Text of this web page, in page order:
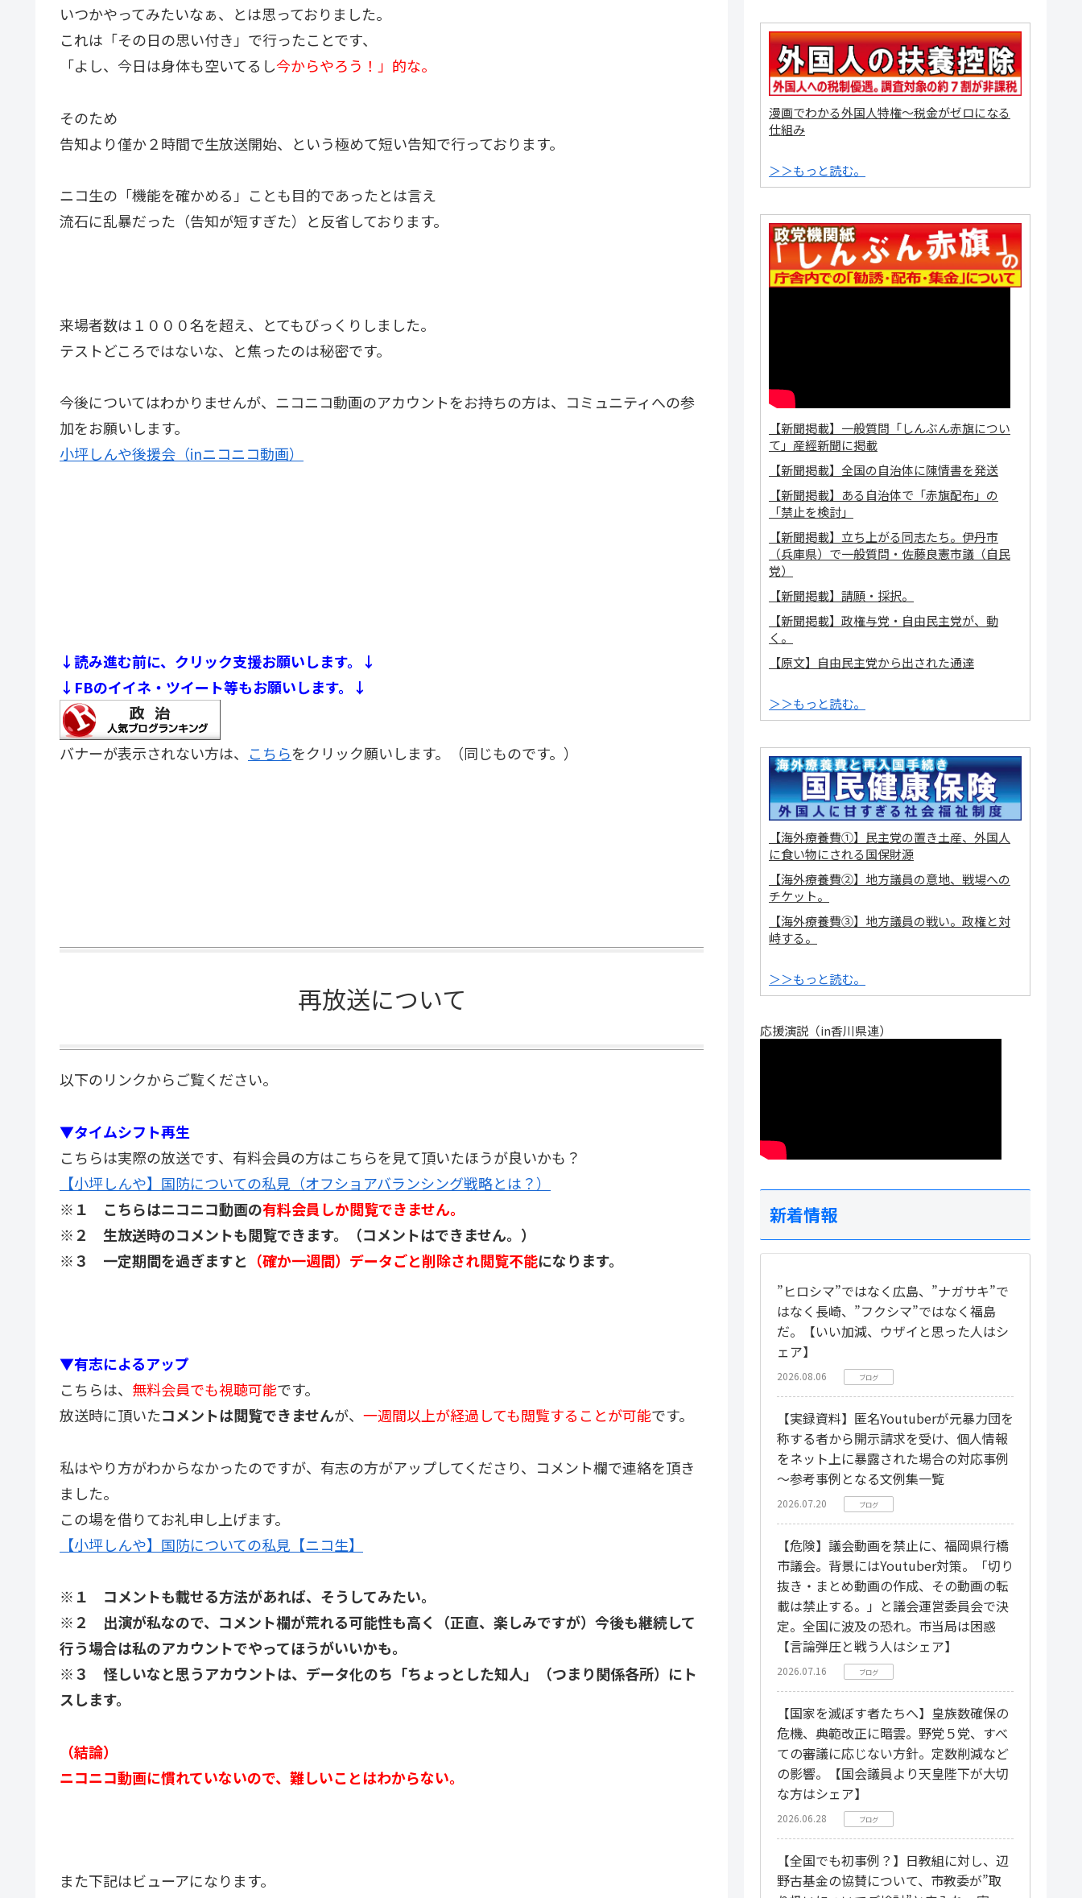
いつかやってみたいなぁ、とは思っておりました。
これは「その日の思い付き」で行ったことです、
「よし、今日は身体も空いてるし今からやろう！」的な。
そのため
告知より僅か２時間で生放送開始、という極めて短い告知で行っております。
ニコ生の「機能を確かめる」ことも目的であったとは言え
流石に乱暴だった（告知が短すぎた）と反省しております。
来場者数は１０００名を超え、とてもびっくりしました。
テストどころではないな、と焦ったのは秘密です。
今後についてはわかりませんが、ニコニコ動画のアカウントをお持ちの方は、コミュニティへの参
加をお願いします。
小坪しんや後援会（inニコニコ動画）
↓読み進む前に、クリック支援お願いします。↓
↓FBのイイネ・ツイート等もお願いします。↓
バナーが表示されない方は、 こちらをクリック願いします。（同じものです。）
再放送について
以下のリンクからご覧ください。
▼タイムシフト再生
こちらは実際の放送です、有料会員の方はこちらを見て頂いたほうが良いかも？
【小坪しんや】国防についての私見（オフショアバランシング戦略とは？）
※１ こちらはニコニコ動画の有料会員しか閲覧できません。
※２ 生放送時のコメントも閲覧できます。（コメントはできません。）
※３ 一定期間を過ぎますと （確か一週間）データごと削除され閲覧不能になります。
▼有志によるアップ
こちらは、 無料会員でも視聴可能です。
放送時に頂いたコメントは閲覧できませんが、 一週間以上が経過しても閲覧することが可能です。
私はやり方がわからなかったのですが、有志の方がアップしてくださり、コメント欄で連絡を頂き
ました。
この場を借りてお礼申し上げます。
【小坪しんや】国防についての私見【ニコ生】
※１ コメントも載せる方法があれば、そうしてみたい。
※２ 出演が私なので、コメント欄が荒れる可能性も高く（正直、楽しみですが）今後も継続して
行う場合は私のアカウントでやってほうがいいかも。
※３ 怪しいなと思うアカウントは、データ化のち「ちょっとした知人」（つまり関係各所）にト
スします。
（結論）
ニコニコ動画に慣れていないので、難しいことはわからない。
また下記はビューアになります。
漫画でわかる外国人特権～税金がゼロになる
仕組み
＞＞もっと読む。
【新聞掲載】一般質問「しんぶん赤旗につい
て」産經新聞に掲載
【新聞掲載】全国の自治体に陳情書を発送
【新聞掲載】ある自治体で「赤旗配布」の
「禁止を検討」
【新聞掲載】立ち上がる同志たち。伊丹市
（兵庫県）で一般質問・佐藤良憲市議（自民
党）
【新聞掲載】請願・採択。
【新聞掲載】政権与党・自由民主党が、動
く。
【原文】自由民主党から出された通達
＞＞もっと読む。
【海外療養費①】民主党の置き土産、外国人
に食い物にされる国保財源
【海外療養費②】地方議員の意地、戦場への
チケット。
【海外療養費③】地方議員の戦い。政権と対
峙する。
＞＞もっと読む。
応援演説（in香川県連）
新着情報
”ヒロシマ”ではなく広島、”ナガサキ”で
はなく長崎、”フクシマ”ではなく福島
だ。【いい加減、ウザイと思った人はシ
ェア】
2026.08.06 ブログ
【実録資料】匿名Youtuberが元暴力団を
称する者から開示請求を受け、個人情報
をネット上に暴露された場合の対応事例
～参考事例となる文例集一覧
2026.07.20 ブログ
【危険】議会動画を禁止に、福岡県行橋
市議会。背景にはYoutuber対策。「切り
抜き・まとめ動画の作成、その動画の転
載は禁止する。」と議会運営委員会で決
定。全国に波及の恐れ。市当局は困惑
【言論弾圧と戦う人はシェア】
2026.07.16 ブログ
【国家を滅ぼす者たちへ】皇族数確保の
危機、典範改正に暗雲。野党５党、すべ
ての審議に応じない方針。定数削減など
の影響。【国会議員より天皇陛下が大切
な方はシェア】
2026.06.28 ブログ
【全国でも初事例？】日教組に対し、辺
野古基金の協賛について、市教委が”取